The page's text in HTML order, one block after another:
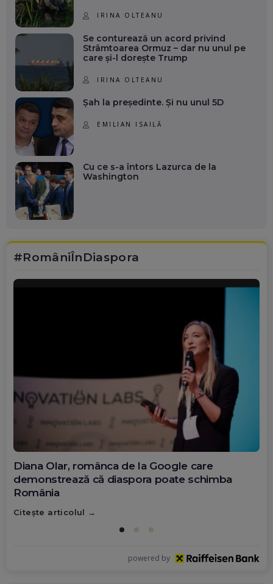
IRINA OLTEANU
Se conturează un acord privind
Strâmtoarea Ormuz – dar nu unul pe
care și-l dorește Trump
IRINA OLTEANU
Șah la președinte. Și nu unul 5D
EMILIAN ISAILĂ
Cu ce s-a întors Lazurca de la
Washington
#RomâniÎnDiaspora
Diana Olar, românca de la Google care
demonstrează că diaspora poate schimba
România
Citește articolul
powered by